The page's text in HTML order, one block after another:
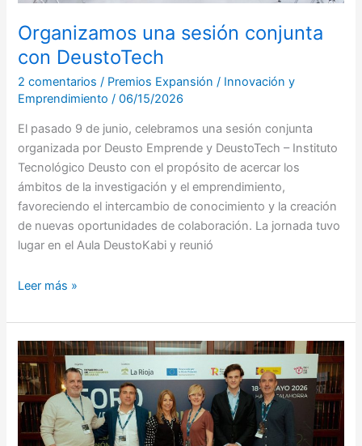
Organizamos una sesión conjunta
con DeustoTech
2 comentarios / Premios Expansión / Innovación y
Emprendimiento/06/15/2026
El pasado 9 de junio, celebramos una sesión conjunta
organizada por Deusto Emprende y DeustoTech – Instituto
Tecnológico Deusto con el propósito de acercar los
ámbitos de la investigación y el emprendimiento,
favoreciendo el intercambio de conocimiento y la creación
de nuevas oportunidades de colaboración. La jornada tuvo
lugar en el Aula DeustoKabi y reunió
Leer más »
Deusto
Emprende
participa
en